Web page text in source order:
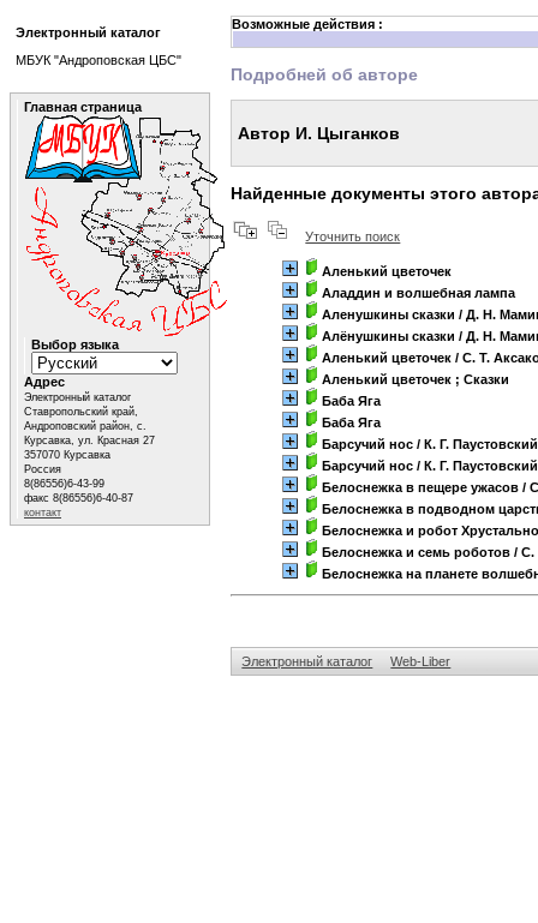
Возможные действия :
Подробней об авторе
Автор И. Цыганков
Найденные документы этого
Уточнить поиск
Аленький цветочек
Аладдин и волшебная лампа
Аленушкины сказки / Д. Н.
Алёнушкины сказки / Д. Н.
Аленький цветочек / С. Т.
Аленький цветочек ; Сказки
Баба Яга
Баба Яга
Барсучий нос / К. Г. Паустовский
Барсучий нос / К. Г. Паустовский
Белоснежка в пещере ужасов /
Белоснежка в подводном
Белоснежка и робот
Белоснежка и семь роботов / С.
Белоснежка на планете
Электронный каталог Web-Liber
Электронный каталог
МБУК "Андроповская ЦБС"
Главная страница
Выбор языка
Адрес
Электронный каталог
Ставропольский край,
Андроповский район, с.
Курсавка, ул. Красная 27
357070 Курсавка
Россия
8(86556)6-43-99
факс 8(86556)6-40-87
контакт